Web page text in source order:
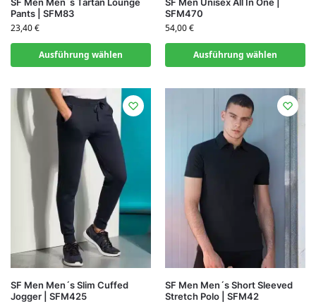
Pants | SFM83
23,40€
Ausführung wählen
SFM470
54,00€
Ausführung wählen
SF Men Men´s Slim Cuffed
Jogger | SFM425
SF Men Men´s Short Sleeved
Stretch Polo | SFM42